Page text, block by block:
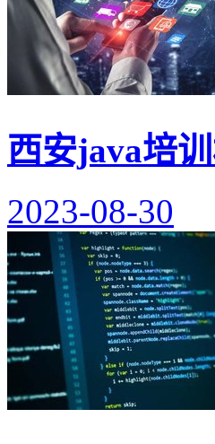
西安java培
2023-08-30